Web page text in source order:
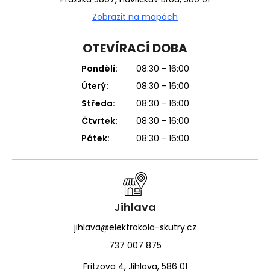
Zobrazit na mapách
OTEVÍRACÍ DOBA
Pondělí:
08:30 - 16:00
Úterý:
08:30 - 16:00
Středa:
08:30 - 16:00
Čtvrtek:
08:30 - 16:00
Pátek:
08:30 - 16:00
Jihlava
jihlava@elektrokola-skutry.cz
737 007 875
Fritzova 4, Jihlava, 586 01